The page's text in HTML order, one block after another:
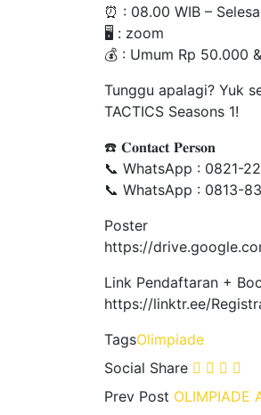
⏰ : 08.00 WIB –
🖥️ : zoom
💰 : Umum Rp 50.000
Tunggu apalagi? Yuk
TACTICS Seasons 1!
☎️ 𝐂𝐨𝐧𝐭𝐚𝐜𝐭 𝐏𝐞𝐫𝐬𝐨𝐧
📞 WhatsApp : 0821-
📞 WhatsApp : 0813-
Poster
https://
Link Pendaftaran +
https://linktr.ee/
TagsOlimpiade
Social Share
Prev Post OLIMPIADE